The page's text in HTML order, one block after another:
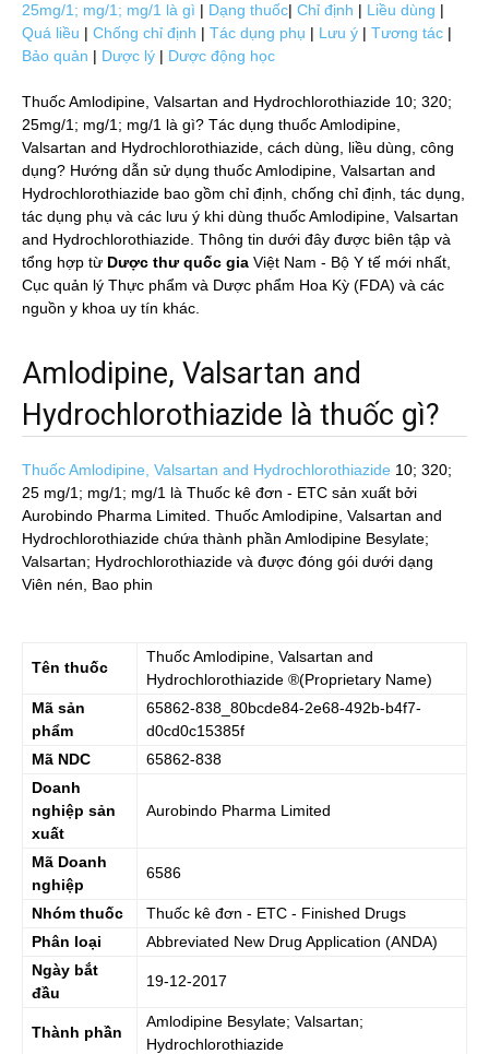
25mg/1; mg/1; mg/1 là gì | Dạng thuốc| Chỉ định | Liều dùng |
Quá liều | Chống chỉ định | Tác dụng phụ | Lưu ý | Tương tác |
Bảo quản | Dược lý | Dược động học
Thuốc Amlodipine, Valsartan and Hydrochlorothiazide 10; 320;
25mg/1; mg/1; mg/1 là gì? Tác dụng thuốc Amlodipine,
Valsartan and Hydrochlorothiazide, cách dùng, liều dùng, công
dụng? Hướng dẫn sử dụng thuốc Amlodipine, Valsartan and
Hydrochlorothiazide bao gồm chỉ định, chống chỉ định, tác dụng,
tác dụng phụ và các lưu ý khi dùng thuốc Amlodipine, Valsartan
and Hydrochlorothiazide. Thông tin dưới đây được biên tập và
tổng hợp từ Dược thư quốc gia Việt Nam - Bộ Y tế mới nhất,
Cục quản lý Thực phẩm và Dược phẩm Hoa Kỳ (FDA) và các
nguồn y khoa uy tín khác.
Amlodipine, Valsartan and
Hydrochlorothiazide là thuốc gì?
Thuốc Amlodipine, Valsartan and Hydrochlorothiazide 10; 320;
25 mg/1; mg/1; mg/1 là Thuốc kê đơn - ETC sản xuất bởi
Aurobindo Pharma Limited. Thuốc Amlodipine, Valsartan and
Hydrochlorothiazide chứa thành phần Amlodipine Besylate;
Valsartan; Hydrochlorothiazide và được đóng gói dưới dạng
Viên nén, Bao phin
Tên thuốc
ThuốcAmlodipine, Valsartan and
Hydrochlorothiazide ®(Proprietary Name)
Mã sản
phẩm
65862-838_80bcde84-2e68-492b-b4f7-
d0cd0c15385f
Mã NDC
65862-838
Doanh
nghiệp sản
xuất
Aurobindo Pharma Limited
Mã Doanh
nghiệp
6586
Nhóm thuốc
Thuốc kê đơn - ETC - Finished Drugs
Phân loại
Abbreviated New Drug Application (ANDA)
Ngày bắt
đầu
19-12-2017
Thành phần
Amlodipine Besylate; Valsartan;
Hydrochlorothiazide